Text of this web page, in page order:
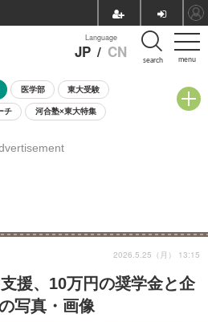
menu
Language
JP / CN search
医学部 東大受験
チ 河合塾×東大特集
学校説明会・相談会
援、10万円の奨学金と企
写真・画像
2026.5.25（月） 13:15